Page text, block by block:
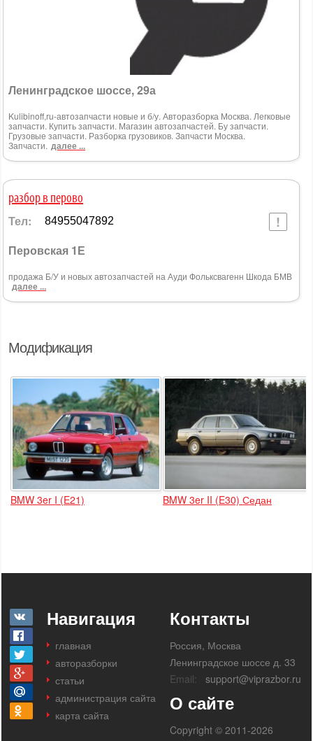
Модификация
BMW 3er I (E21) BMW 3er II (E30) Седан
Ленинградское шоссе, 29а
Kulibinoff,ru-автозапчасти новые и б/у. Авторазборка Москва. Легковые
запчасти. Купить запчасти. Магазин автозапчастей. Бу запчасти.
Грузовые запчасти. Разборка грузовиков. Запчасти Москва.
Запчасти. далее ...
разбор в перово
Тел: 84955047892
Перовская 1Е
продажа Б/У и новых автозапчастей на Ауди Фольксвагенн Шкода БМВ
далее ...
Навигация
главная
авторазборки
статьи
администрация сайта
карта сайта
Контакты
Россия, Москва
Ленинградское шоссе д. 33
Email:
support@viprazbor.ru
О сайте
Copyright © 2011-2026